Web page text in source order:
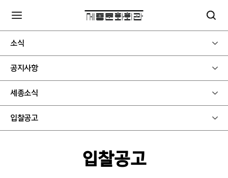
소식
공지사항
세종소식
입찰공고
입찰공고